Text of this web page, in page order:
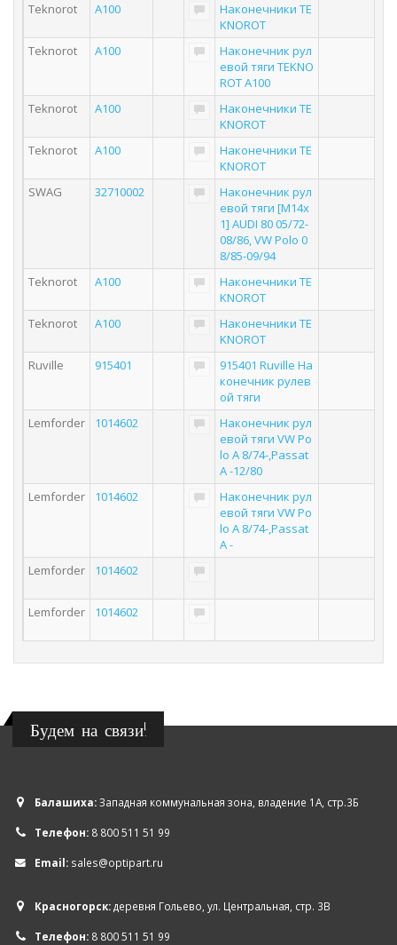
Teknorot
A100
Наконечники TE
KNOROT
Teknorot
A100
Наконечник рул
евой тяги TEKNO
ROT A100
Teknorot
A100
Наконечники TE
KNOROT
Teknorot
A100
Наконечники TE
KNOROT
SWAG
32710002
Наконечник рул
евой тяги [M14x
1] AUDI 80 05/72-
08/86, VW Polo 0
8/85-09/94
Teknorot
A100
Наконечники TE
KNOROT
Teknorot
A100
Наконечники TE
KNOROT
Ruville
915401
915401 Ruville На
конечник рулев
ой тяги
Lemforder
1014602
Наконечник рул
евой тяги VW Po
lo A 8/74-,Passat
A -12/80
Lemforder
1014602
Наконечник рул
евой тяги VW Po
lo A 8/74-,Passat
A -
Lemforder
1014602
Lemforder 1014602
Будем на связи!
Балашиха:Западная коммунальная зона, владение 1А, стр.3Б
Телефон: 8 800 511 51 99
Email: sales@optipart.ru
Красногорск:деревня Гольево, ул. Центральная, стр. 3В
Телефон: 8 800 511 51 99